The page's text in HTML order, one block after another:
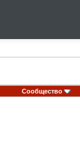
Сообщество